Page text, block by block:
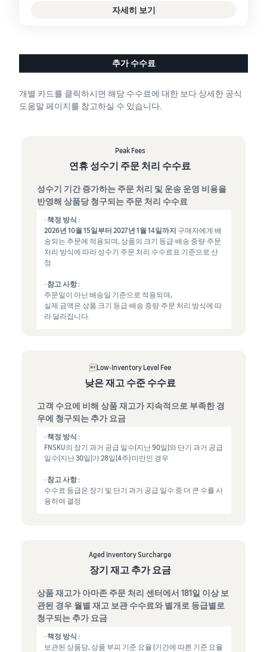
자세히 보기
추가 수수료
개별 카드를 클릭하시면 해당 수수료에 대한 보다 상세한 공식
도움말 페이지를 참고하실 수 있습니다.
Peak Fees
연휴 성수기 주문 처리 수수료
성수기 기간 증가하는 주문 처리 및 운송 운영 비용을
반영해 상품당 청구되는 주문 처리 수수료
· 책정 방식 :
2026년 10월 15일부터 2027년 1월 14일까지 구매자에게 배
송되는 주문에 적용되며, 상품의 크기 등급·배송 중량·주문
처리 방식에 따라 성수기 주문 처리 수수료표 기준으로 산
정
· 참고 사항 :
주문일이 아닌 배송일 기준으로 적용되며,
실제 금액은 상품 크기 등급·배송 중량·주문 처리 방식에 따
라 달라집니다.
Low-Inventory Level Fee
낮은 재고 수준 수수료
고객 수요에 비해 상품 재고가 지속적으로 부족한 경
우에 청구되는 추가 요금
· 책정 방식 :
FNSKU의 장기 과거 공급 일수(지난 90일)와 단기 과거 공급
일수(지난 30일)가 28일(4주) 미만인 경우
· 참고 사항 :
수수료 등급은 장기 및 단기 과거 공급 일수 중 더 큰 수를 사
용하여 결정
Aged Inventory Surcharge
장기 재고 추가 요금
상품 재고가 아마존 주문 처리 센터에서 181일 이상 보
관된 경우 월별 재고 보관 수수료와 별개로 등급별로
청구되는 추가 요금
· 책정 방식 :
보관된 상품당, 상품 부피 기준 요율 (기간에 따른 기준 요율